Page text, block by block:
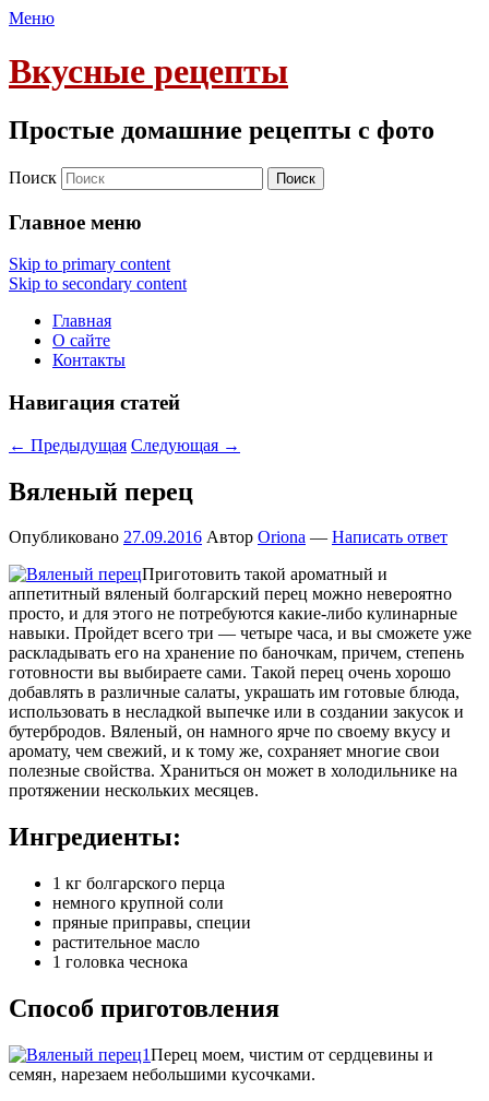
Меню
Вкусные рецепты
Простые домашние рецепты с фото
Поиск
Главное меню
Skip to primary content
Skip to secondary content
Главная
О сайте
Контакты
Навигация статей
← Предыдущая Следующая →
Вяленый перец
Опубликовано 27.09.2016 Автор Oriona — Написать ответ
Приготовить такой ароматный и
аппетитный вяленый болгарский перец можно невероятно
просто, и для этого не потребуются какие-либо кулинарные
навыки. Пройдет всего три — четыре часа, и вы сможете уже
раскладывать его на хранение по баночкам, причем, степень
готовности вы выбираете сами. Такой перец очень хорошо
добавлять в различные салаты, украшать им готовые блюда,
использовать в несладкой выпечке или в создании закусок и
бутербродов. Вяленый, он намного ярче по своему вкусу и
аромату, чем свежий, и к тому же, сохраняет многие свои
полезные свойства. Храниться он может в холодильнике на
протяжении нескольких месяцев.
Ингредиенты:
1 кг болгарского перца
немного крупной соли
пряные приправы, специи
растительное масло
1 головка чеснока
Способ приготовления
Перец моем, чистим от сердцевины и
семян, нарезаем небольшими кусочками.